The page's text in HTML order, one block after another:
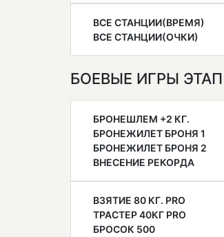
ВСЕ СТАНЦИИ(ВРЕМЯ)
ВСЕ СТАНЦИИ(ОЧКИ)
БОЕВЫЕ ИГРЫ
БРОНЕШЛЕМ +2 КГ.
БРОНЕЖИЛЕТ БРОНЯ 1
БРОНЕЖИЛЕТ БРОНЯ 2
ВНЕСЕНИЕ РЕКОРДА
ВЗЯТИЕ 80 КГ. PRO
ТРАСТЕР 40КГ PRO
БРОСОК 500